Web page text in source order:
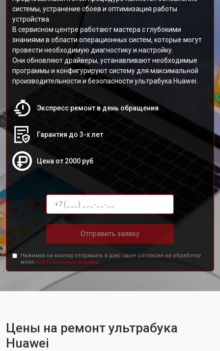
системы, устранение сбоев и оптимизация работы
устройства.
В сервисном центре работают мастера с глубокими
знаниями в области операционных систем, которые могут
провести необходимую диагностику и настройку.
Они обновляют драйверы, устанавливают необходимые
программы и конфигурируют систему для максимальной
производительности и безопасности ультрабука Huawei.
Экспресс ремонт в день обращения
Гарантия до 3-х лет
Цена от 2000 руб
Отправить заявку
Нажимая на кнопку отправить я даю свое согласие на обработку
моих персональных данных.
Цены на ремонт ультрабука
Huawei